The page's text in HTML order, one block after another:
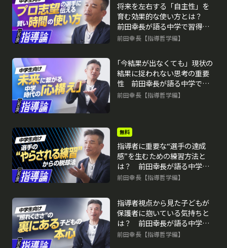
再生中
将来を左右する「自主性」を
育む効果的な使い方とは？
前田幸長が語る中学で習得し
たい「7つの礎」
前田幸長【指導哲学編】
｢今結果が出なくても」現状の
結果に捉われない思考の重要
性 前田幸長が語る中学で習
得したい「7つの礎」
前田幸長【指導哲学編】
無料
指導者に重要な“選手の達成
感”を生むための練習方法と
は？ 前田幸長が語る中学で
習得したい「7つの礎」
前田幸長【指導哲学編】
指導者視点から見た子どもが
保護者に抱いている気持ちと
は？ 前田幸長が語る中学で
習得したい「7つの礎」
前田幸長【指導哲学編】